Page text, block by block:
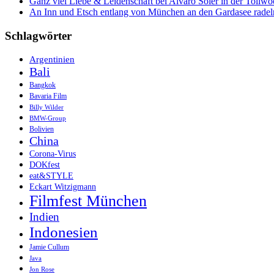
An Inn und Etsch entlang von München an den Gardasee
Schlagwörter
Argentinien
Bali
Bangkok
Bavaria Film
Billy Wilder
BMW-Group
Bolivien
China
Corona-Virus
DOKfest
eat&STYLE
Eckart Witzigmann
Filmfest München
Indien
Indonesien
Jamie Cullum
Java
Jon Rose